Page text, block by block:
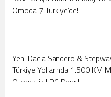
Omoda 7 Türkiye’de!
Yeni Dacia Sandero &
Türkiye Yollarında 1.500 KM
Otomatik LPG Devri!